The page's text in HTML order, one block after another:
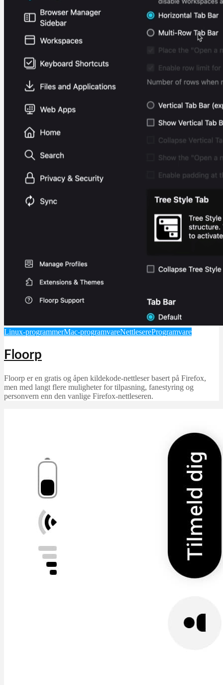
Linux-programmerMac-programvareNettlesereProgramvare
Floorp
Floorp er en gratis og åpen kildekode-nettleser basert på Firefox,
men med langt flere muligheter for tilpasning, fanestyring og
personvern enn den vanlige Firefox-nettleseren.